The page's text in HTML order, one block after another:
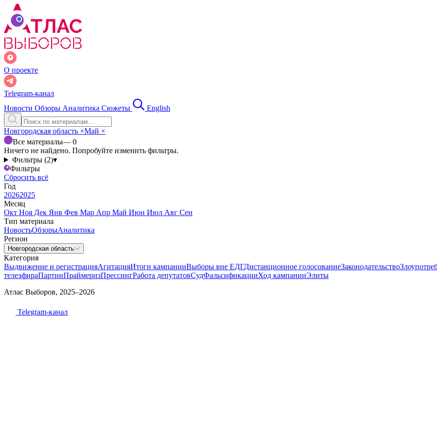
О проекте
Telegram-канал
Новости Обзоры Аналитика Сюжеты English
Новгородская область ×Май ×
Все материалы— 0
Ничего не найдено. Попробуйте изменить фильтры.
Фильтры (2)▾
Фильтры
Сбросить всё
Год
20262025
Месяц
Окт Ноя Дек Янв Фев Мар Апр Май Июн Июл Авг Сен
Тип материала
НовостьОбзорыАналитика
Регион
Новгородская область
Категория
Выдвижение и регистрацияАгитацияИтоги кампанииВыборы вне ЕДГДистанционное голосованиеЗаконодательство
телеэфираПартииПраймеризПрессингРабота депутатовСудФальсификацииХод кампанииЭлиты
Атлас Выборов, 2025–2026
Telegram-канал